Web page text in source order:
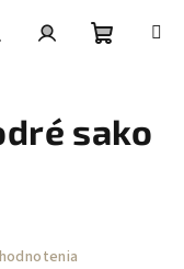
košík
sako